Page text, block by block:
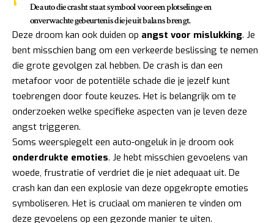
De auto die crasht staat symbool voor een plotselinge en
onverwachte gebeurtenis die je uit balans brengt.
Deze droom kan ook duiden op angst voor mislukking. Je
bent misschien bang om een verkeerde beslissing te nemen
die grote gevolgen zal hebben. De crash is dan een
metafoor voor de potentiële schade die je jezelf kunt
toebrengen door foute keuzes. Het is belangrijk om te
onderzoeken welke specifieke aspecten van je leven deze
angst triggeren.
Soms weerspiegelt een auto-ongeluk in je droom ook
onderdrukte emoties. Je hebt misschien gevoelens van
woede, frustratie of verdriet die je niet adequaat uit. De
crash kan dan een explosie van deze opgekropte emoties
symboliseren. Het is cruciaal om manieren te vinden om
deze gevoelens op een gezonde manier te uiten.